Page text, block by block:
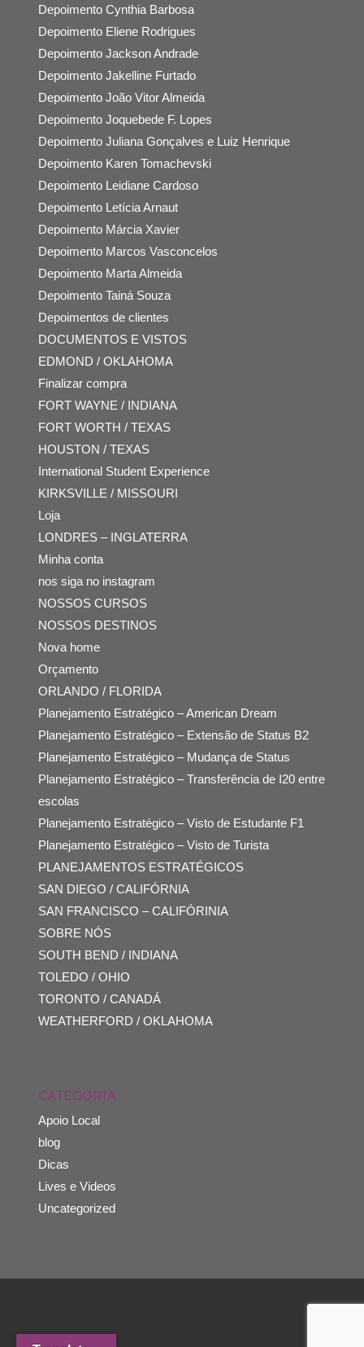
Depoimento Cynthia Barbosa
Depoimento Eliene Rodrigues
Depoimento Jackson Andrade
Depoimento Jakelline Furtado
Depoimento João Vitor Almeida
Depoimento Joquebede F. Lopes
Depoimento Juliana Gonçalves e Luiz Henrique
Depoimento Karen Tomachevski
Depoimento Leidiane Cardoso
Depoimento Letícia Arnaut
Depoimento Márcia Xavier
Depoimento Marcos Vasconcelos
Depoimento Marta Almeida
Depoimento Tainá Souza
Depoimentos de clientes
DOCUMENTOS E VISTOS
EDMOND / OKLAHOMA
Finalizar compra
FORT WAYNE / INDIANA
FORT WORTH / TEXAS
HOUSTON / TEXAS
International Student Experience
KIRKSVILLE / MISSOURI
Loja
LONDRES – INGLATERRA
Minha conta
nos siga no instagram
NOSSOS CURSOS
NOSSOS DESTINOS
Nova home
Orçamento
ORLANDO / FLORIDA
Planejamento Estratégico – American Dream
Planejamento Estratégico – Extensão de Status B2
Planejamento Estratégico – Mudança de Status
Planejamento Estratégico – Transferência de I20 entre
escolas
Planejamento Estratégico – Visto de Estudante F1
Planejamento Estratégico – Visto de Turista
PLANEJAMENTOS ESTRATÉGICOS
SAN DIEGO / CALIFÓRNIA
SAN FRANCISCO – CALIFÓRINIA
SOBRE NÓS
SOUTH BEND / INDIANA
TOLEDO / OHIO
TORONTO / CANADÁ
WEATHERFORD / OKLAHOMA
CATEGORIA
Apoio Local
blog
Dicas
Lives e Videos
Uncategorized